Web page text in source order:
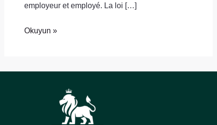
employeur et employé. La loi […]
Okuyun »